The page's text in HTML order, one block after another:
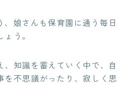
、娘さんも保育園に通う毎日
う。
知識を蓄えていく中で、自
を不思議がったり、寂しく思